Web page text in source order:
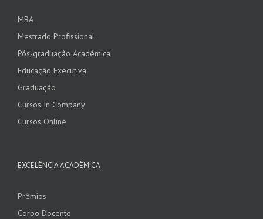
MBA
Mestrado Profissional
Pós-graduação Acadêmica
Educação Executiva
Graduação
Cursos In Company
Cursos Online
EXCELÊNCIA ACADÊMICA
Prêmios
Corpo Docente